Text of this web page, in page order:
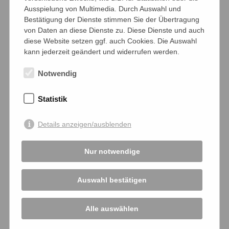
DER FUNKTIONÄR
Klaus Gysi war einer der führenden
zwei Jahre alt, als der Erste Weltkrieg begann.
zusammen. Mit 15 sah er vor dem Fenster der
elterlichen Wohnung einen erschossenen
Arbeiter auf der Straße liegen. Er trat dem
kommunistischen Jungendverband bei, später
der kommunistischen Partei. Bis 1945 lebte er
illegal in Berlin. Dann machte er im
sozialistischen Deutschland Karriere,
Abstürze inbegriffen. Er war Verlagsleiter,
Kulturminister, Botschafter, Staatssekretär
für Kirchenfragen. Ein Meister der Gesten und
des geschickten Taktierens im sozialistischen
Ausspielung von Multimedia. Durch Auswahl und
Bestätigung der Dienste stimmen Sie der Übertragung
von Daten an diese Dienste zu. Diese Dienste und auch
diese Website setzen ggf. auch Cookies. Die Auswahl
kann jederzeit geändert und widerrufen werden.
Notwendig
Statistik
Details anzeigen/ausblenden
Nur notwendige
Auswahl bestätigen
Alle auswählen